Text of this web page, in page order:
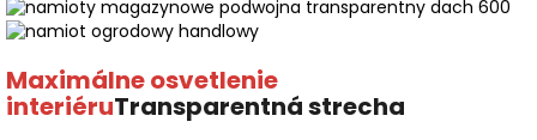
Maximálne osvetlenie
interiéruTransparentná strecha